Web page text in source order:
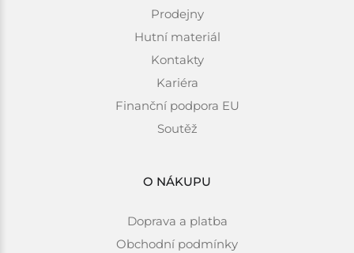
Prodejny
Hutní materiál
Kontakty
Kariéra
Finanční podpora EU
Soutěž
O NÁKUPU
Doprava a platba
Obchodní podmínky